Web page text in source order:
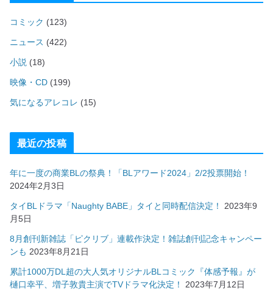
コミック (123)
ニュース (422)
小説 (18)
映像・CD (199)
気になるアレコレ (15)
最近の投稿
年に一度の商業BLの祭典！「BLアワード2024」2/2投票開始！
2024年2月3日
タイBLドラマ「Naughty BABE」タイと同時配信決定！
2023年9
月5日
8月創刊新雑誌「ピクリブ」連載作決定！雑誌創刊記念キャンペー
ンも 2023年8月21日
累計1000万DL超の大人気オリジナルBLコミック『体感予報』が
樋口幸平、増子敦貴主演でTVドラマ化決定！
2023年7月12日